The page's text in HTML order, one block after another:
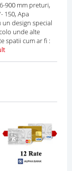
900 mm preturi,
150, Apa
design special
unde alte
spatii cum ar fi :